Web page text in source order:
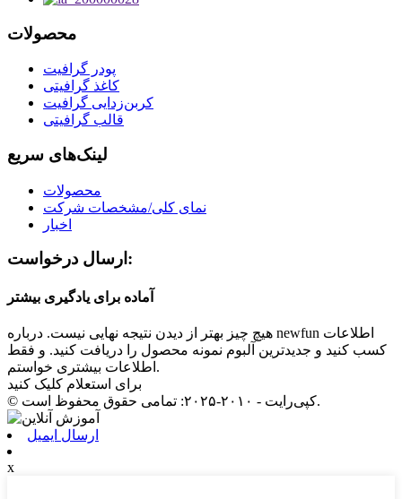
محصولات
پودر گرافیت
کاغذ گرافیتی
کربن‌زدایی گرافیت
قالب گرافیتی
لینک‌های سریع
محصولات
نمای کلی/مشخصات شرکت
اخبار
ارسال درخواست:
آماده برای یادگیری بیشتر
هیچ چیز بهتر از دیدن نتیجه نهایی نیست. درباره newfun اطلاعات
کسب کنید و جدیدترین آلبوم نمونه محصول را دریافت کنید. و فقط
اطلاعات بیشتری خواستم.
برای استعلام کلیک کنید
© کپی‌رایت - ۲۰۱۰-۲۰۲۵: تمامی حقوق محفوظ است.
ارسال ایمیل
x